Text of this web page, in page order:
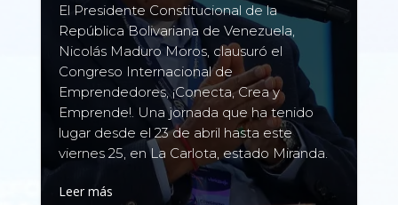
El Presidente Constitucional de la
República Bolivariana de Venezuela,
Nicolás Maduro Moros, clausuró el
Congreso Internacional de
Emprendedores, ¡Conecta, Crea y
Emprende!. Una jornada que ha tenido
lugar desde el 23 de abril hasta este
viernes 25, en La Carlota, estado Miranda.
Leer más